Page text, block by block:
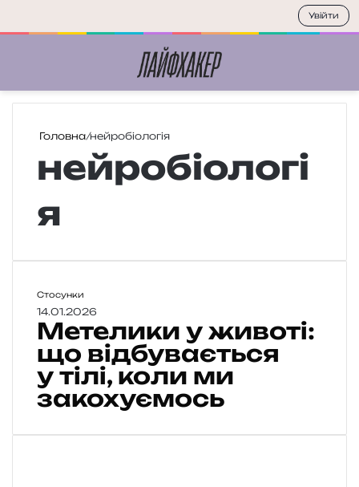
Головна/нейробіологія
нейробіологі
я
М
е
л
и
к
Стосунки
14.01.2026
Метелики у животі:
що відбувається
у тілі, коли ми
закохуємось
Увійти